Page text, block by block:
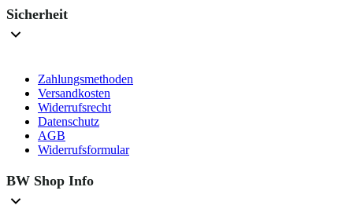
Sicherheit
Zahlungsmethoden
Versandkosten
Widerrufsrecht
Datenschutz
AGB
Widerrufsformular
BW Shop Info